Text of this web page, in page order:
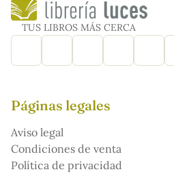
TUS LIBROS MÁS CERCA
Páginas legales
Aviso legal
Condiciones de venta
Política de privacidad